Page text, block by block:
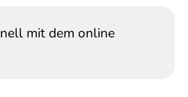
mit dem online